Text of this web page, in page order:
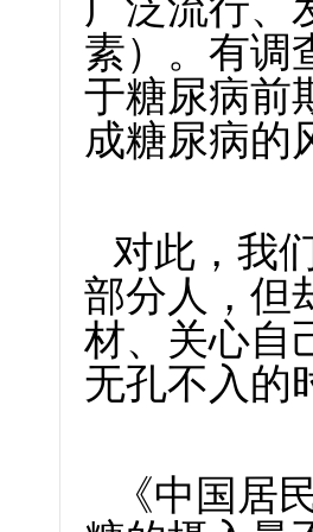
素）。有调
于糖尿病前
成糖尿病的
对此，我
部分人，但
材、关心自
无孔不入的
《中国居